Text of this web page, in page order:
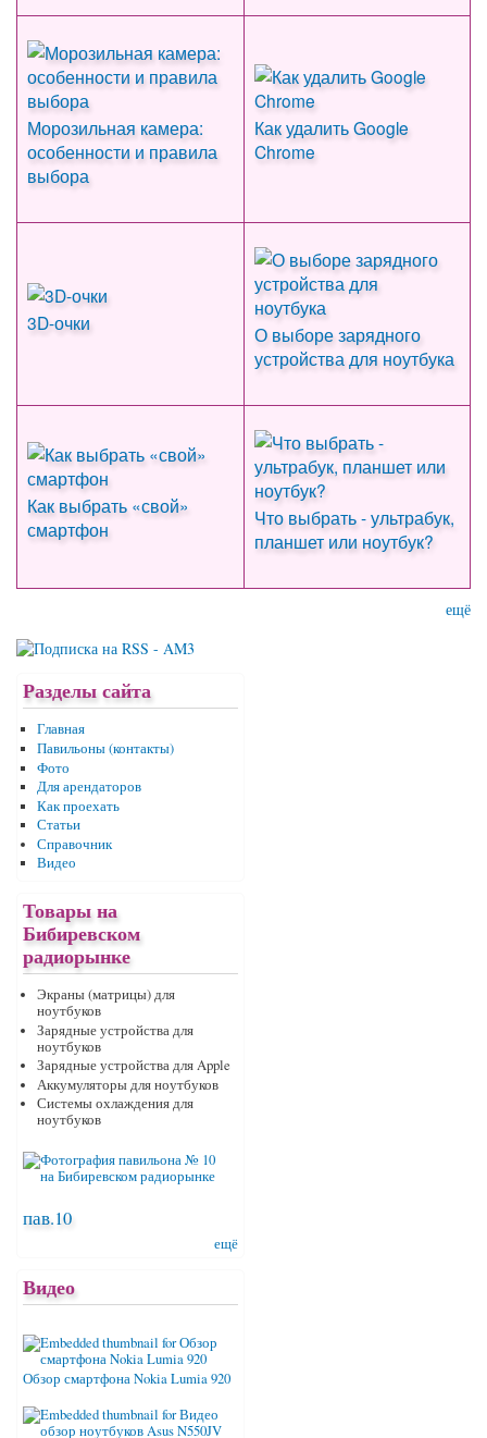
Морозильная камера:
особенности и правила
выбора
Как удалить Google
Chrome
3D-очки
О выборе зарядного
устройства для ноутбука
Как выбрать «свой»
смартфон
Что выбрать - ультрабук,
планшет или ноутбук?
ещё
Разделы сайта
Главная
Павильоны (контакты)
Фото
Для арендаторов
Как проехать
Статьи
Справочник
Видео
Товары на
Бибиревском
радиорынке
Экраны (матрицы) для
ноутбуков
Зарядные устройства для
ноутбуков
Зарядные устройства для Apple
Аккумуляторы для ноутбуков
Системы охлаждения для
ноутбуков
пав.10
ещё
Видео
Обзор смартфона Nokia Lumia 920